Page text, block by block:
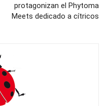
protagonizan el Phytoma
Meets dedicado a cítricos